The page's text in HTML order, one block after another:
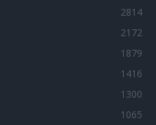
2814
2172
1879
1416
1300
1065